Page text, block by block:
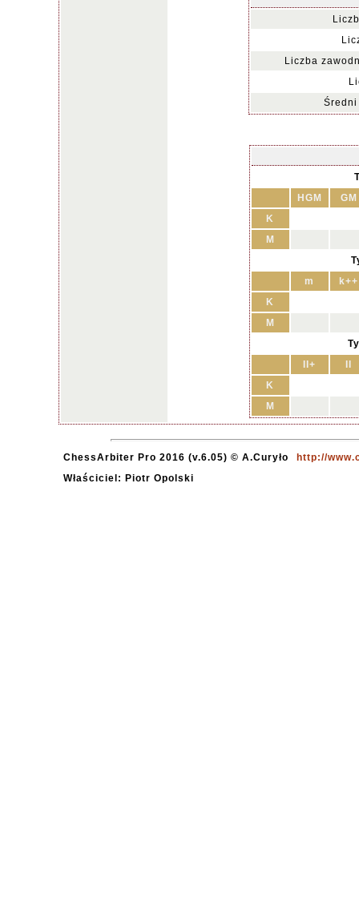
Liczba
HGM
GM
K
M
m
k++
K
M
II+
K
M
ChessArbiter Pro 2016 (v.6.05) © A.Curyło
http://
Właściciel: Piotr Opolski